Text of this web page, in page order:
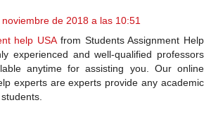
noviembre de 2018 a las 10:51
help USAfrom Students Assignment Help
experienced and well-qualified professors
anytime for assisting you. Our online
experts are experts provide any academic